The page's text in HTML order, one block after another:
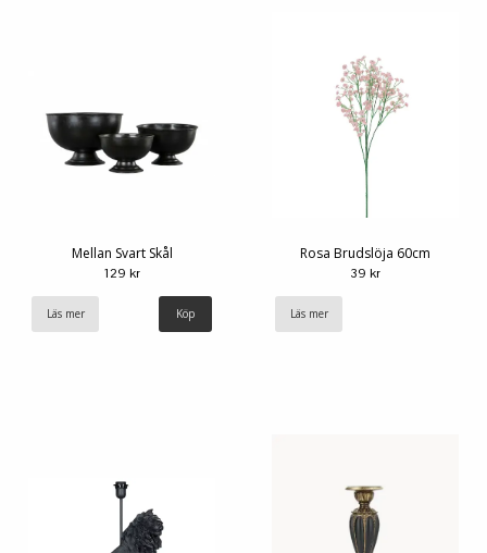
Mellan Svart Skål
129 kr
Läs mer
Rosa Brudslöja 60cm
39 kr
Läs mer